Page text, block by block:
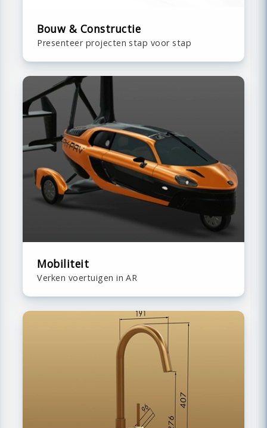
Bouw & Constructie
Presenteer projecten stap voor stap
Mobiliteit
Verken voertuigen in AR